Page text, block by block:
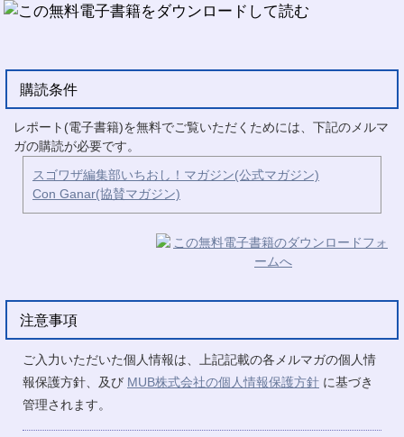
購読条件
レポート(電子書籍)を無料でご覧いただくためには、下記のメルマ
ガの購読が必要です。
スゴワザ編集部いちおし！マガジン(公式マガジン)
Con Ganar(協賛マガジン)
注意事項
ご入力いただいた個人情報は、上記記載の各メルマガの個人情
報保護方針、及び MUB株式会社の個人情報保護方針 に基づき
管理されます。